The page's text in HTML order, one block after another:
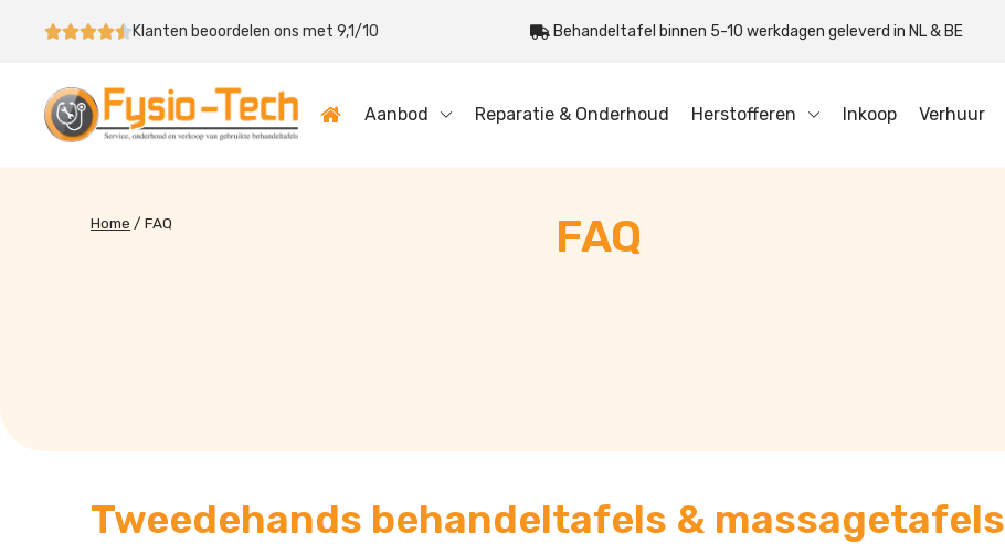
Klanten beoordelen ons met 9,1/10 Behandeltafel binnen 5-10 werkdagen geleverd in NL & BE
Aanbod Reparatie & Onderhoud Herstofferen Inkoop Verhuur
Home / FAQ FAQ
Tweedehands behandeltafels & massagetafels